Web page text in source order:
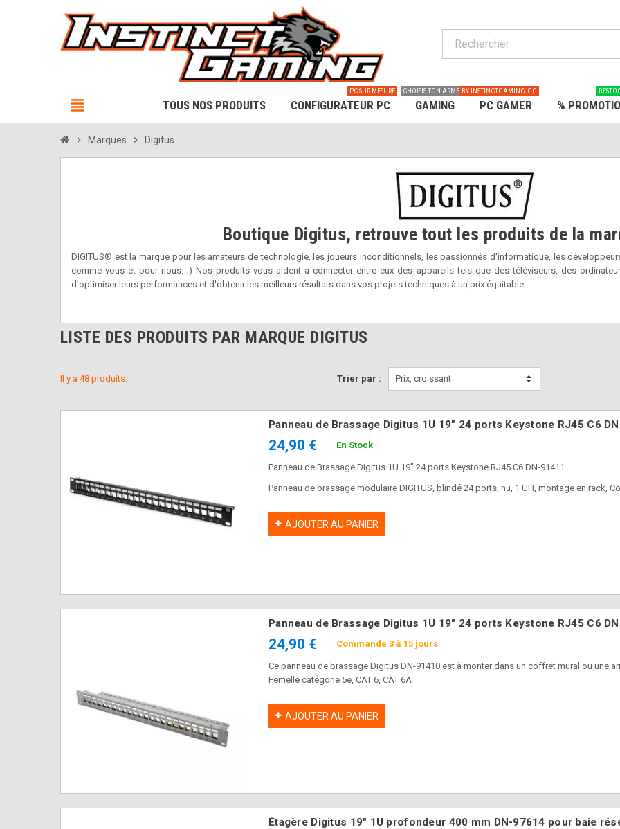
view_headline TOUS NOS PRODUITS CONFIGURATEUR PC
PC SUR MESURE
GAMING
CHOISIS TON ARME
PC GAMER
BY INSTINCTGAMING.GG
%
chevron_right Marques chevron_right Digitus
Boutique Digitus, retrouve tout les produits de la
DIGITUS® est la marque pour les amateurs de technologie, les joueurs inconditionnels, les passionnés d'informatique, les
comme vous et pour nous. ;) Nos produits vous aident à connecter entre eux des appareils tels que des téléviseurs, des
d'optimiser leurs performances et d'obtenir les meilleurs résultats dans vos projets techniques à un prix équitable.
LISTE DES PRODUITS PAR MARQUE DIGITUS
Trier par : Prix, croissant
Il y a 48 produits.
Panneau de Brassage Digitus 1U 19" 24 ports Keystone RJ45 C6
24,90 € En Stock
Panneau de Brassage Digitus 1U 19" 24 ports Keystone RJ45 C6 DN-91411
Panneau de brassage modulaire DIGITUS, blindé 24 ports, nu, 1 UH, montage en rack,
AJOUTER AU PANIER
Panneau de Brassage Digitus 1U 19" 24 ports Keystone RJ45 C6
24,90 € Commande 3 à 15 jours
Ce panneau de brassage Digitus DN-91410 est à monter dans un coffret mural ou une
Femelle catégorie 5e, CAT 6, CAT 6A
AJOUTER AU PANIER
Étagère Digitus 19" 1U profondeur 400 mm DN-97614 pour baie